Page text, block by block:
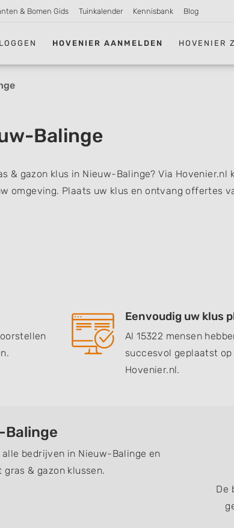
& Bomen Gids Tuinkalender Kennisbank Blog
HOVENIER AANMELDEN HOVENIER
Balinge
& gazon klus in Nieuw-Balinge? Via Hovenier.nl
omgeving. Plaats uw klus en ontvang offertes
Eenvoudig uw klus
Al 15322 mensen
succesvol geplaatst op
Hovenier.nl.
Balinge
bedrijven in Nieuw-Balinge en
& gazon klussen.
De